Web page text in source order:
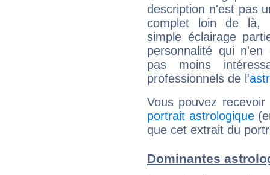
description n'est pas
complet loin de là,
simple éclairage
personnalité qui n'en
pas moins
professionnels de l'
Vous pouvez
portrait astrologique
que cet extrait du
Dominantes